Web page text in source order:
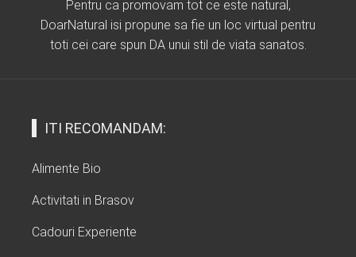
Pentru ca promovam tot ce este natural,
DoarNatural isi propune sa fie un loc virtual pentru
toti cei care spun DA unui stil de viata sanatos.
ITI RECOMANDAM:
Alimente Bio
Activitati in Brasov
Cadouri Experiente